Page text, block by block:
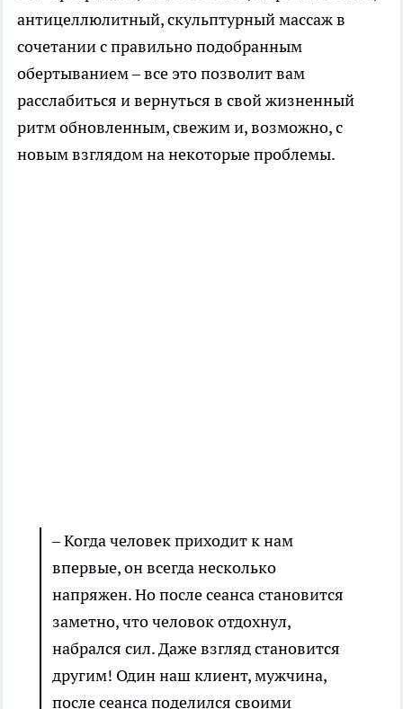
антицеллюлитный, скульптурный массаж в
сочетании с правильно подобранным
обертыванием – все это позволит вам
расслабиться и вернуться в свой жизненный
ритм обновленным, свежим и, возможно, с
новым взглядом на некоторые проблемы.
– Когда человек приходит к нам
впервые, он всегда несколько
напряжен. Но после сеанса становится
заметно, что человок отдохнул,
набрался сил. Даже взгляд становится
другим! Один наш клиент, мужчина,
после сеанса поделился своими